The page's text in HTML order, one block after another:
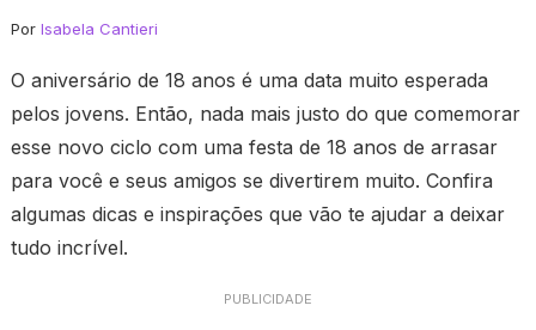
PorIsabela Cantieri
O aniversário de 18 anos é uma data muito esperada
pelos jovens. Então, nada mais justo do que comemorar
esse novo ciclo com uma festa de 18 anos de arrasar
para você e seus amigos se divertirem muito. Confira
algumas dicas e inspirações que vão te ajudar a deixar
tudo incrível.
PUBLICIDADE